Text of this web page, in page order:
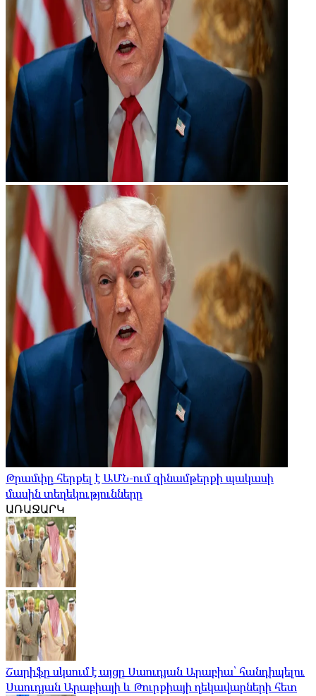
Թրամփը հերքել է ԱՄՆ-ում զինամթերքի պակասի
մասին տեղեկությունները
ԱՌԱՋԱՐԿ
Շարիֆը սկսում է այցը Սաուդյան Արաբիա՝ հանդիպելու
Սաուդյան Արաբիայի և Թուրքիայի ղեկավարների հետ